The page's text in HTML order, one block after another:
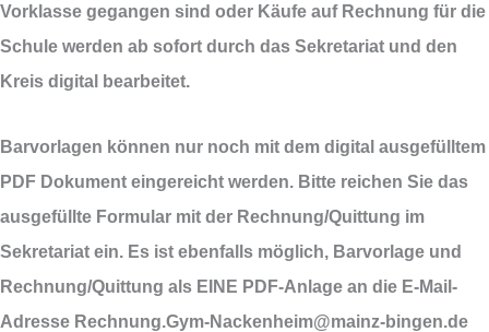
Vorklasse gegangen sind oder Käufe auf Rechnung für die
Schule werden ab sofort durch das Sekretariat und den
Kreis digital bearbeitet.
Barvorlagen können nur noch mit dem digital ausgefülltem
PDF Dokument eingereicht werden. Bitte reichen Sie das
ausgefüllte Formular mit der Rechnung/Quittung im
Sekretariat ein. Es ist ebenfalls möglich, Barvorlage und
Rechnung/Quittung als EINE PDF-Anlage an die E-Mail-
Adresse Rechnung.Gym-Nackenheim@mainz-bingen.de